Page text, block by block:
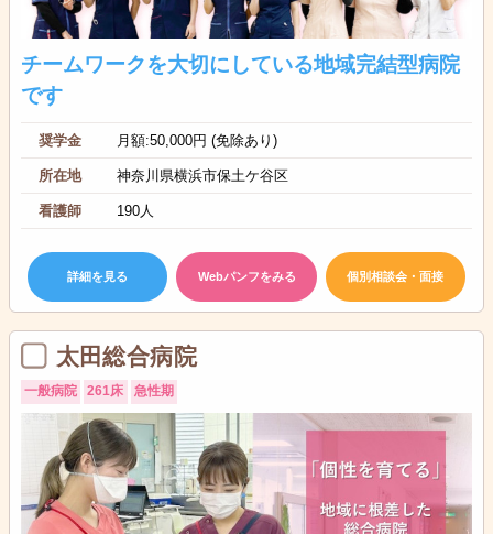
チームワークを大切にしている地域完結型病院
です
奨学金 月額:50,000円 (免除あり)
所在地 神奈川県横浜市保土ケ谷区
看護師 190人
詳細を見る Webパンフをみる 個別相談会・面接
太田総合病院
一般病院 261床 急性期